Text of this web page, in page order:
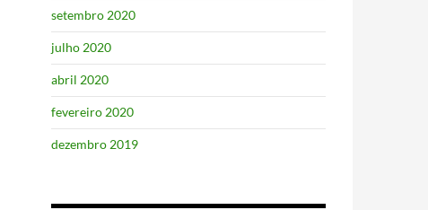
setembro 2020
julho 2020
abril 2020
fevereiro 2020
dezembro 2019